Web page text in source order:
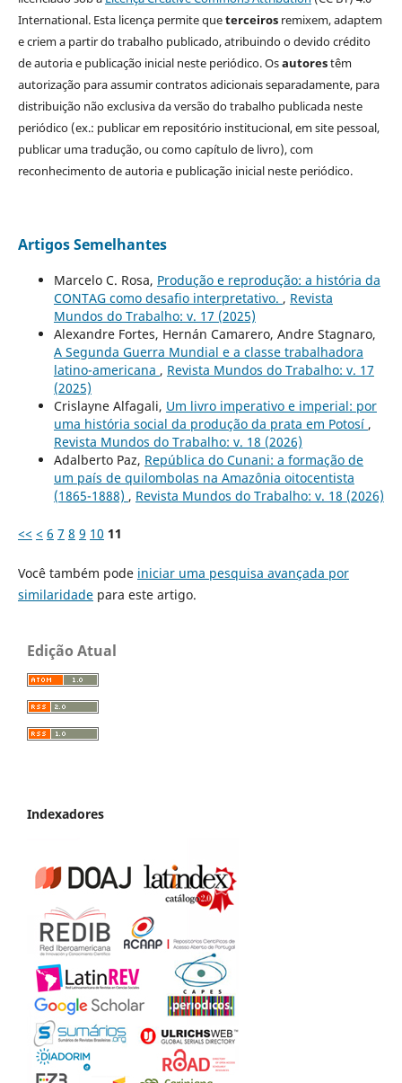
International. Esta licença permite queterceirosremixem, adaptem
e criem a partir do trabalho publicado, atribuindo o devido crédito
de autoria e publicação inicial neste periódico. Osautorestêm
autorização para assumir contratos adicionais separadamente, para
distribuição não exclusiva da versão do trabalho publicada neste
periódico (ex.: publicar em repositório institucional, em site pessoal,
publicar uma tradução, ou como capítulo de livro), com
reconhecimento de autoria e publicação inicial neste periódico.
Artigos Semelhantes
Marcelo C. Rosa, Produção e reprodução: a história da
CONTAG como desafio interpretativo. , Revista
Mundos do Trabalho: v. 17 (2025)
Alexandre Fortes, Hernán Camarero, Andre Stagnaro,
A Segunda Guerra Mundial e a classe trabalhadora
latino-americana , Revista Mundos do Trabalho: v. 17
(2025)
Crislayne Alfagali, Um livro imperativo e imperial: por
uma história social da produção da prata em Potosí ,
Revista Mundos do Trabalho: v. 18 (2026)
Adalberto Paz, República do Cunani: a formação de
um país de quilombolas na Amazônia oitocentista
(1865-1888) , Revista Mundos do Trabalho: v. 18 (2026)
<< < 6 7 8 9 10 11
Você também pode iniciar uma pesquisa avançada por
similaridadepara este artigo.
Edição Atual
Indexadores